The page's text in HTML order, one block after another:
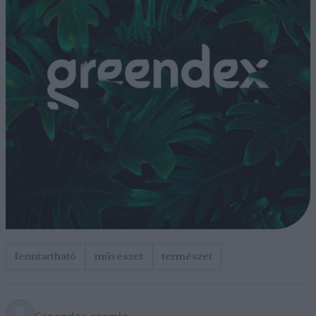
fenntartható művészet természet